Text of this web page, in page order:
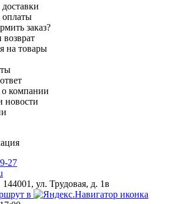
оплаты
заказ?
на товары
компании
новости
27
144001, ул. Трудовая, д. 1в
в